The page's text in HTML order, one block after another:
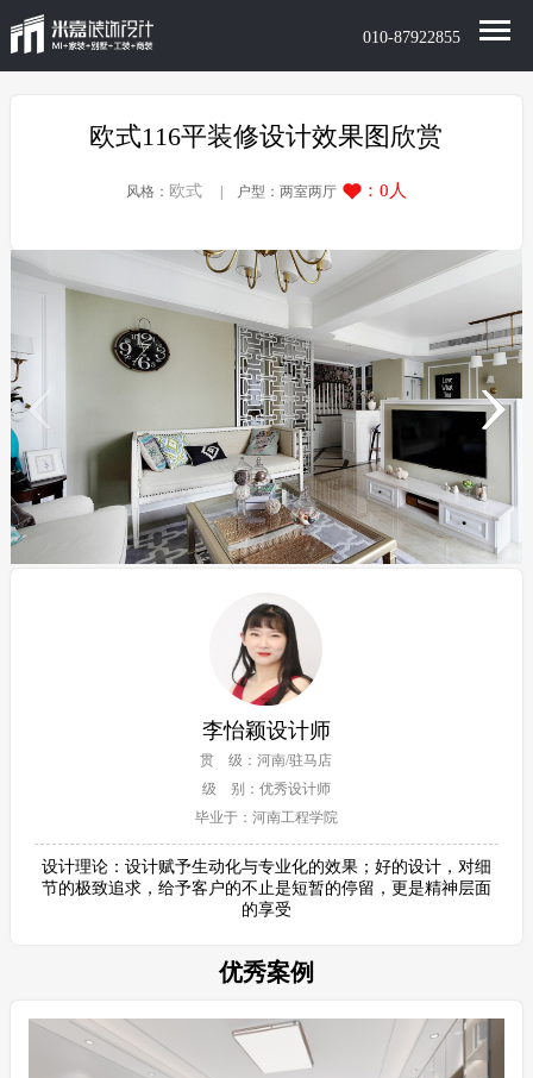
010-87922855
欧式116平装修设计效果图欣赏
风格： 欧式| 户型：两室两厅 ： 0 人
李怡颖设计师
贯 级：河南/驻马店
级 别：优秀设计师
毕业于：河南工程学院
设计理论：设计赋予生动化与专业化的效果；好的设计，对细
节的极致追求，给予客户的不止是短暂的停留，更是精神层面
的享受
优秀案例